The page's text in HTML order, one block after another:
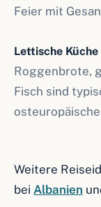
Feier mit
Lettische
Roggenbrote,
Fisch sind
Weitere
bei Albanien